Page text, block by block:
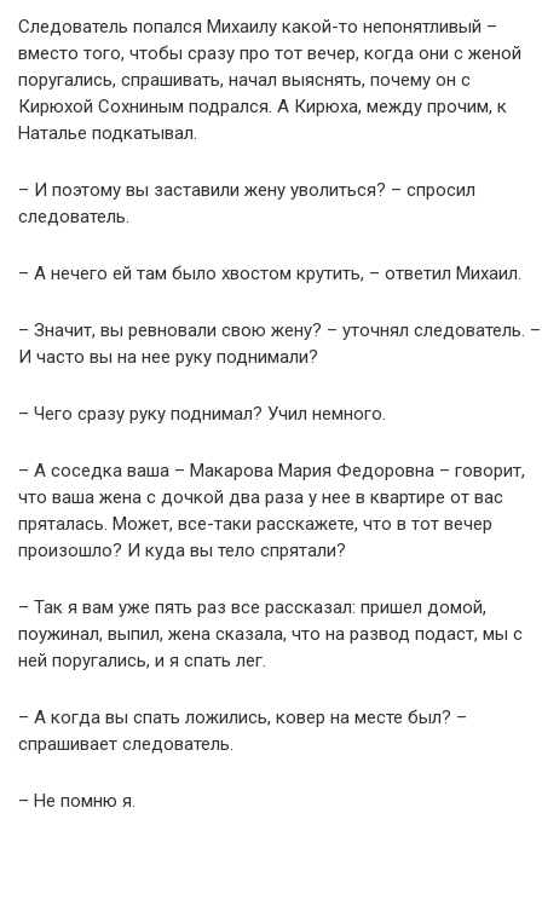
Следователь попался Михаилу какой-то непонятливый –
вместо того, чтобы сразу про тот вечер, когда они с женой
поругались, спрашивать, начал выяснять, почему он с
Кирюхой Сохниным подрался. А Кирюха, между прочим, к
Наталье подкатывал.
– И поэтому вы заставили жену уволиться? – спросил
следователь.
– А нечего ей там было хвостом крутить, – ответил Михаил.
– Значит, вы ревновали свою жену? – уточнял следователь. –
И часто вы на нее руку поднимали?
– Чего сразу руку поднимал? Учил немного.
– А соседка ваша – Макарова Мария Федоровна – говорит,
что ваша жена с дочкой два раза у нее в квартире от вас
пряталась. Может, все-таки расскажете, что в тот вечер
произошло? И куда вы тело спрятали?
– Так я вам уже пять раз все рассказал: пришел домой,
поужинал, выпил, жена сказала, что на развод подаст, мы с
ней поругались, и я спать лег.
– А когда вы спать ложились, ковер на месте был? –
спрашивает следователь.
– Не помню я.